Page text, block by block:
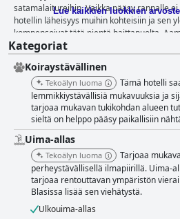
satamalaitureihin. Vaikka pääsy rannalle
hotellin läheisyys muihin kohteisiin ja sen
kompensoivat tätä pientä haittapuolta. Aamiaiskokemus hotellissa on
erinomainen, ja siinä on herkullinen à la
kokevat lisäkustannusten arvoiseksi.
espresso-vaihtoehdot tuovat lisäarvoa aamiaiselle. Illallinen
kuitenkin vaihtelevampi kokemus. Vaikka
hyvää, suppea ja joskus kallis menu voisi
vieraat kokivat illallistarjoilun ajankohdat
vähemmän ihanteellisiksi. Hotel Garza Canelan huoneet saavat kehuja
tilavuudestaan, puhtaudestaan ja
perheille tai ryhmille. Äskettäin
vetovoimaa, vaikka jotkut vanhemmat
saaneet vähemmän suotuisaa palautetta.
korkealla tasolla, ja hyvin hoidetut
ilmapiirin. Hotel Garza Canelan henkilökunta rikastuttaa merkittävästi
vieraiden kokemusta ystävällisyydellään,
Lue kaikkien luokkien
Kategoriat
Koiraystävällinen
Tekoälyn luoma
Tämä hotelli
lemmikkiystävällisiä mukavuuksia ja
tarjoaa mukavan tukikohdan alueen
sieltä on helppo pääsy paikallisiin
Uima-allas
Tekoälyn luoma
Tarjoaa
perheystävällisellä ilmapiirillä. Uima-
tarjoaa rentouttavan ympäristön
Blasissa lisää sen viehätystä.
Ulkouima-allas